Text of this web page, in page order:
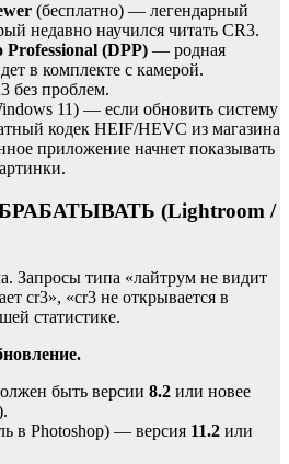
(бесплатно) — легендарный
недавно научился читать CR3.
(DPP) — родная
в комплекте с камерой.
без проблем.
11) — если обновить систему
кодек HEIF/HEVC из магазина
приложение начнет показывать
(Lightroom /
Запросы типа «лайтрум не видит
cr3», «cr3 не открывается в
статистике.
быть версии 8.2 или новее
в Photoshop) — версия 11.2 или